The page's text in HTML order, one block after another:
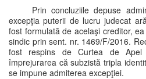
Prin concluziile depuse
excepţia puterii de lucru judecat
fost formulată de acelaşi creditor,
sindic prin sent. nr. 1469/F/2016.
fost respins de Curtea de
împrejurarea că subzistă tripla
se impune admiterea excepţiei.